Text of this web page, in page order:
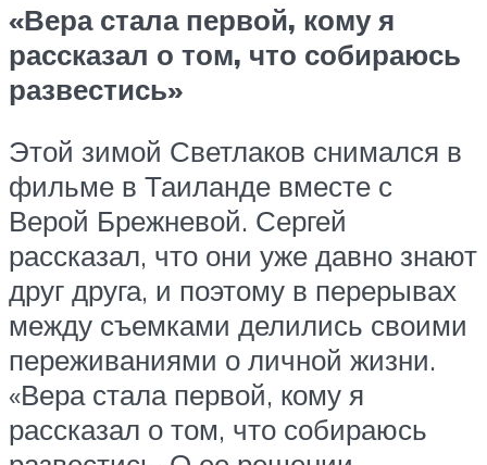
«Вера стала первой, кому я
рассказал о том, что собираюсь
развестись»
Этой зимой Светлаков снимался в
фильме в Таиланде вместе с
Верой Брежневой. Сергей
рассказал, что они уже давно знают
друг друга, и поэтому в перерывах
между съемками делились своими
переживаниями о личной жизни.
«Вера стала первой, кому я
рассказал о том, что собираюсь